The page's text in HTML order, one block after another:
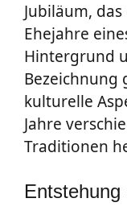
Jubiläum,
Ehejahre
Hintergrund
Bezeichnung
kulturelle
Jahre
Traditionen
Entstehung